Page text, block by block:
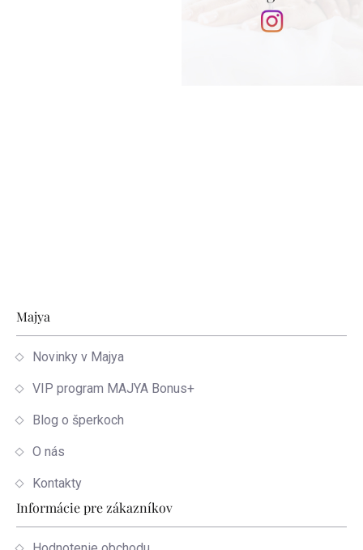
Zápätie
Majya
Novinky v Majya
VIP program MAJYA Bonus+
Blog o šperkoch
O nás
Kontakty
Informácie pre zákazníkov